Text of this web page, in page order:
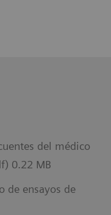
del médico
0.22 MB
de ensayos de